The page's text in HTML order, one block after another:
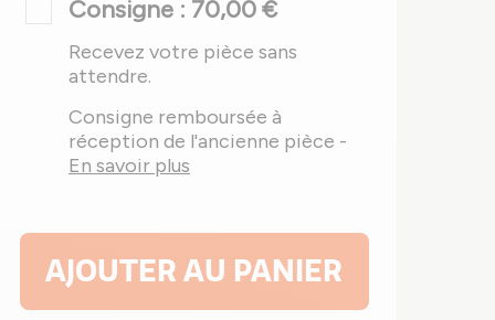
Consigne : 70,00 €
Recevez votre pièce sans
attendre.
Consigne remboursée à
réception de l'ancienne pièce -
En savoir plus
AJOUTER AU PANIER